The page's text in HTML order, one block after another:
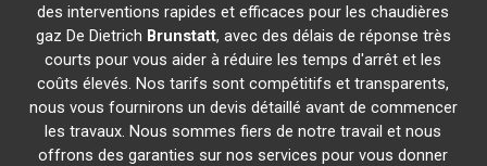
des interventions rapides et efficaces pour les chaudières
gaz De Dietrich Brunstatt, avec des délais de réponse très
courts pour vous aider à réduire les temps d'arrêt et les
coûts élevés. Nos tarifs sont compétitifs et transparents,
nous vous fournirons un devis détaillé avant de commencer
les travaux. Nous sommes fiers de notre travail et nous
offrons des garanties sur nos services pour vous donner